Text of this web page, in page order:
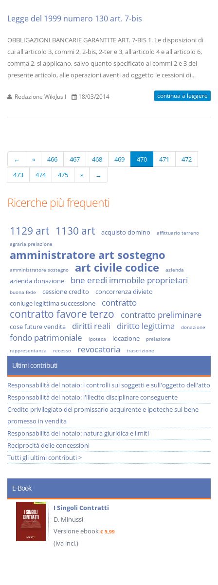
Legge del 1999 numero 130 art. 7-bis
OBBLIGAZIONI BANCARIE GARANTITE ART. 7-BIS 1. Le disposizioni di
cui all'articolo 3, commi 2, 2-bis, 2-ter e 3, all'articolo 4 e all'articolo 6,
comma 2, si applicano, salvo quanto specificato ai commi 2 e 3 del
presente articolo, alle operazioni aventi ad oggetto le cessioni di...
Redazione WikiJus I 18/03/2014 continua a leggere
← « 466 467 468 469 470 471
472
473
474 475 » →
Ricerche più frequenti
1129 art 1130 art acquisto domino
affittuario terreno
agraria prelazione
amministratore art sostegno
amministratore sostegno art civile codice azienda
azienda donazione bne eredi immobile proprietari
buona fede cessione credito
concorrenza divieto
coniuge legittima successione
contratto
contratto favore terzo contratto preliminare
cose future vendita diritti reali diritto legittima donazione
fondo patrimoniale ipoteca locazione
prelazione
rappresentanza
recesso revocatoria trascrizione
Ultimi contributi
Responsabilità del notaio: i controlli sui soggetti e sull'oggetto dell'atto
Responsabilità del notaio: l'illecito disciplinare conseguente
Credito privilegiato del promissario acquirente e ipoteche sul bene
promesso in vendita
Responsabilità del notaio: natura giuridica e limiti
Reciprocità delle concessioni
Tutti gli ultimi contributi >
E-Book
I Singoli Contratti
D. Minussi
Versione ebook € 5,99
(iva incl.)